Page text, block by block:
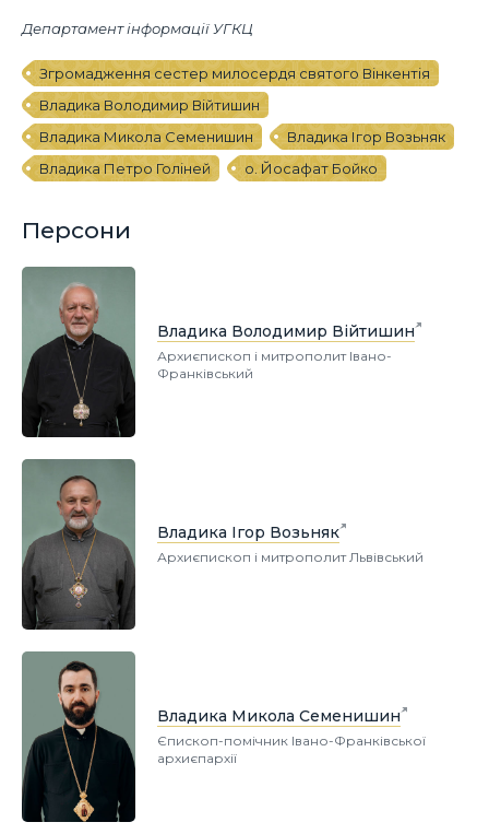
Департамент інформації УГКЦ
Згромадження сестер милосердя святого Вінкентія
Владика Володимир Війтишин
Владика Микола Семенишин
Владика Ігор Возьняк
Владика Петро Голіней
о. Йосафат Бойко
Персони
Владика Володимир Війтишин
Архиєпископ і митрополит Івано-
Франківський
Владика Ігор Возьняк
Архиєпископ і митрополит Львівський
Владика Микола Семенишин
Єпископ-помічник Івано-Франківської
архиєпархії